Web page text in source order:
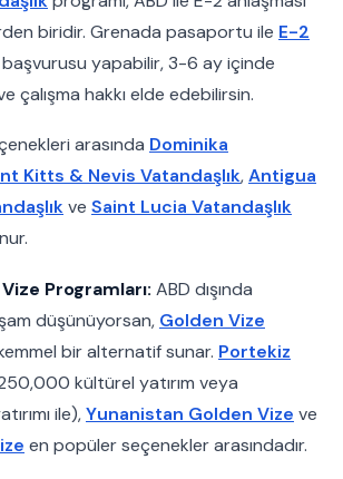
biridir. Grenada pasaportu ile E-2
başvurusu yapabilir, 3-6 ay içinde
çalışma hakkı elde edebilirsin.
arasında Dominika
Kitts & Nevis Vatandaşlık,Antigua
ve Saint Lucia Vatandaşlık
Programları: ABD dışında
düşünüyorsan, Golden Vize
bir alternatif sunar. Portekiz
kültürel yatırım veya
ile),Yunanistan Golden Vize ve
en popüler seçenekler arasındadır.